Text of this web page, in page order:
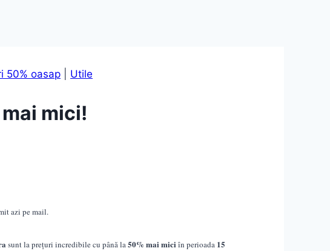
50% oasap Utile
mici!
azi pe mail.
sunt la prețuri incredibile cu până la50% mai miciîn perioada 15